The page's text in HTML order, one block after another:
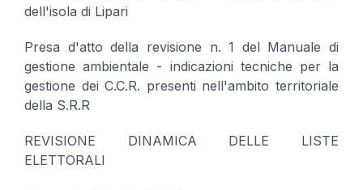
dell'isola di Lipari
Presa d'atto della revisione n. 1 del Manuale di
gestione ambientale - indicazioni tecniche per la
gestione dei C.C.R. presenti nell'ambito territoriale
della S.R.R
REVISIONE DINAMICA DELLE LISTE
ELETTORALI